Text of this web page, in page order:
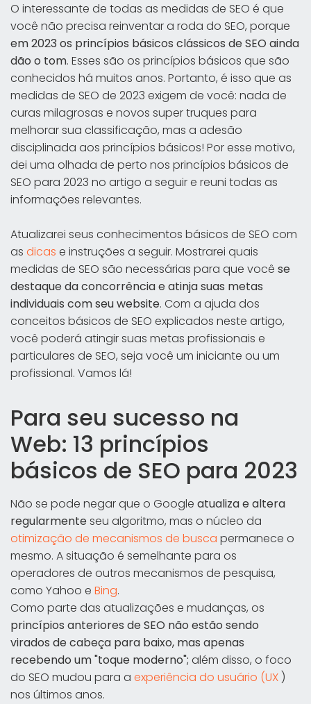
O interessante de todas as medidas de SEO é que
você não precisa reinventar a roda do SEO, porque
em 2023 os princípios básicos clássicos de SEO ainda
dão o tom. Esses são os princípios básicos que são
conhecidos há muitos anos. Portanto, é isso que as
medidas de SEO de 2023 exigem de você: nada de
curas milagrosas e novos super truques para
melhorar sua classificação, mas a adesão
disciplinada aos princípios básicos! Por esse motivo,
dei uma olhada de perto nos princípios básicos de
SEO para 2023 no artigo a seguir e reuni todas as
informações relevantes.
Atualizarei seus conhecimentos básicos de SEO com
as dicas e instruções a seguir. Mostrarei quais
medidas de SEO são necessárias para que você se
destaque da concorrência e atinja suas metas
individuais com seu website. Com a ajuda dos
conceitos básicos de SEO explicados neste artigo,
você poderá atingir suas metas profissionais e
particulares de SEO, seja você um iniciante ou um
profissional. Vamos lá!
Para seu sucesso na
Web: 13 princípios
básicos de SEO para 2023
Não se pode negar que o Google atualiza e altera
regularmenteseu algoritmo, mas o núcleo da
otimização de mecanismos de busca permanece o
mesmo. A situação é semelhante para os
operadores de outros mecanismos de pesquisa,
como Yahoo e Bing.
Como parte das atualizações e mudanças, os
princípios anteriores de SEO não estão sendo
virados de cabeça para baixo, mas apenas
recebendo um "toque moderno"; além disso, o foco
do SEO mudou para a experiência do usuário (UX )
nos últimos anos.